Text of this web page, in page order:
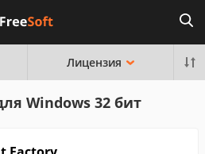
Лицензия
Windows 32 бит